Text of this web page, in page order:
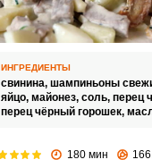
ИНГРЕДИЕНТЫ
свинина, шампиньоны
яйцо, майонез, соль, перец
перец чёрный горошек,
180 мин
с помощью
или